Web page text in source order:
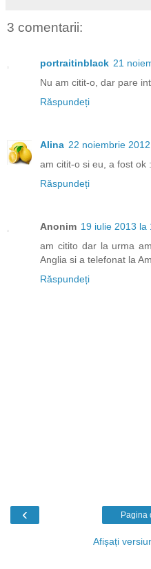
3 comentarii:
portraitinblack 21
Nu am citit-o, dar pare
Răspundeți
Alina 22 noiembrie
am citit-o si eu, a fost ok
Răspundeți
Anonim 19 iulie 2013 la
am citito dar la urma
Anglia si a telefonat la
Răspundeți
‹ Pagina
Afișați